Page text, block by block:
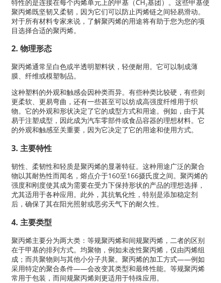
特性的是连接在每个丙烯单元上的甲基（CH₃基团）。这些甲基使
聚丙烯既坚韧又柔韧，因为它们可以防止丙烯链之间轻易滑动。
对于所有材料专家来说，了解聚丙烯的用途将有助于您为您的项
目选择合适的聚丙烯。
2. 物理形态
聚丙烯通常呈白色或半透明塑料状，轻便耐用。它可以制成薄
膜、纤维或模塑制品。
这种塑料的外观和触感会因种类而异。有些种类比较硬，有些则
更柔软、更易弯曲，还有一些甚至可以纺成高强度纤维用于织
物。它的外观和形状决定了它的成型方式和用途。例如，由于其
易于注塑成型，因此成为汽车零部件或食品容器的理想材料。它
的外观和触感至关重要，因为它决定了它的用途和使用方式。
3. 主要特性
韧性、柔韧性和轻质是聚丙烯的显著特征。这种用途广泛的聚合
物以其耐热性而闻名，熔点介于160至166摄氏度之间。聚丙烯的
强度和刚度使其成为需要在受力下保持形状的产品的理想选择，
尤其适用于各种应用。此外，其抗氧化性，特别是添加稳定剂
后，确保了其在阳光照射或恶劣天气下的耐久性。
4. 主要类型
聚丙烯主要分为两大类：等规聚丙烯和间规聚丙烯，二者的区别
在于甲基的排列方式。均聚物，例如未改性聚丙烯，仅由丙烯组
成；而共聚物则与其他小分子共聚。聚丙烯的加工方式——例如
采用特定的聚合条件——会改变其类型和最终性能。等规聚丙烯
常用于包装，而间规聚丙烯则更适用于特殊应用。